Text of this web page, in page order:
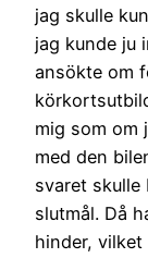
jag skulle
jag kunde ju
ansökte om
mig som om
med den
svaret
slutmål. Då
hinder,